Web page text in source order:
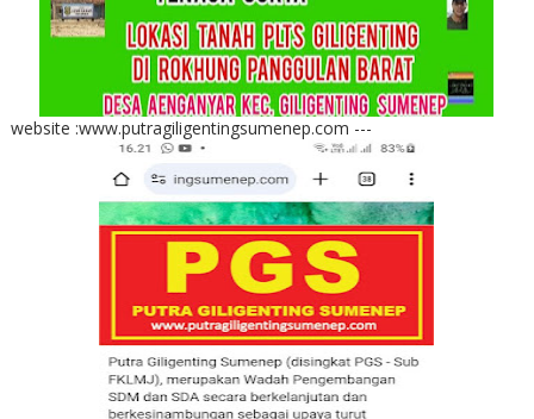
website :www.putragiligentingsumenep.com ---